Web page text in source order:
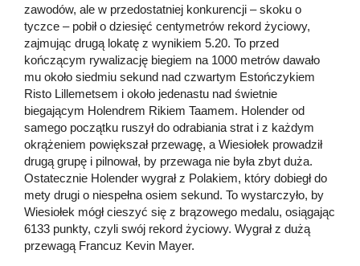
zawodów, ale w przedostatniej konkurencji – skoku o
tyczce – pobił o dziesięć centymetrów rekord życiowy,
zajmując drugą lokatę z wynikiem 5.20. To przed
kończącym rywalizację biegiem na 1000 metrów dawało
mu około siedmiu sekund nad czwartym Estończykiem
Risto Lillemetsem i około jedenastu nad świetnie
biegającym Holendrem Rikiem Taamem. Holender od
samego początku ruszył do odrabiania strat i z każdym
okrążeniem powiększał przewagę, a Wiesiołek prowadził
drugą grupę i pilnował, by przewaga nie była zbyt duża.
Ostatecznie Holender wygrał z Polakiem, który dobiegł do
mety drugi o niespełna osiem sekund. To wystarczyło, by
Wiesiołek mógł cieszyć się z brązowego medalu, osiągając
6133 punkty, czyli swój rekord życiowy. Wygrał z dużą
przewagą Francuz Kevin Mayer.